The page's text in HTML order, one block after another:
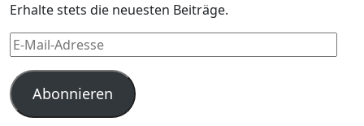
Erhalte stets die neuesten Beiträge.
E-
Mail-
Adresse
Abonnieren